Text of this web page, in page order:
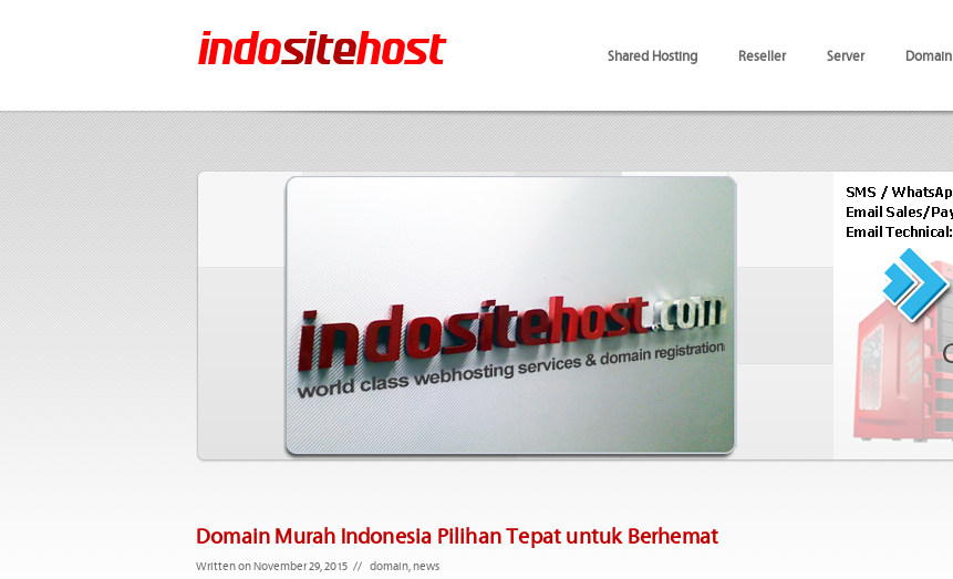
Shared Hosting Reseller Server Domain
Domain Murah Indonesia Pilihan Tepat untuk Berhemat
Written on November 29, 2015 // domain,news